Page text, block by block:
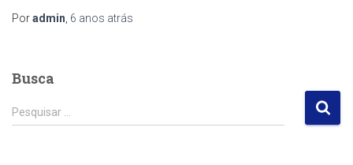
Poradmin 6 anos atrás
Busca
P
e
Pesquisar …